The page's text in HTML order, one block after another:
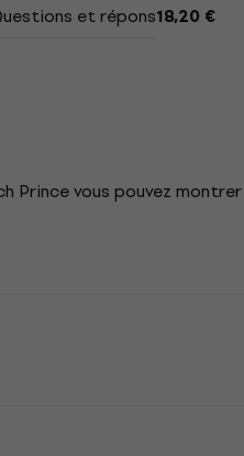
et réponses18,20 €
Prince vous pouvez montrer